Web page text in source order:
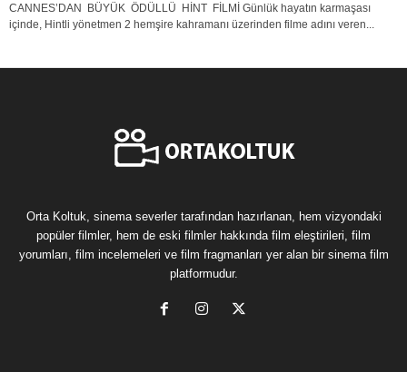
CANNES’DAN BÜYÜK ÖDÜLLÜ HİNT FİLMİ Günlük hayatın karmaşası
içinde, Hintli yönetmen 2 hemşire kahramanı üzerinden filme adını veren...
Orta Koltuk, sinema severler tarafından hazırlanan, hem vizyondaki
popüler filmler, hem de eski filmler hakkında film eleştirileri, film
yorumları, film incelemeleri ve film fragmanları yer alan bir sinema film
platformudur.